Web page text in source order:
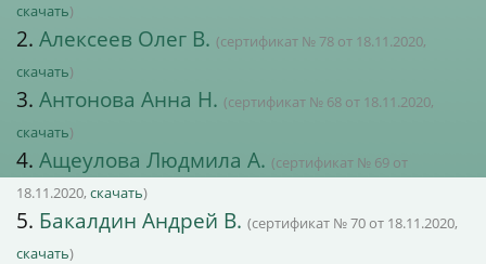
скачать)
2. Алексеев Олег В. (сертификат № 78 от 18.11.2020,
скачать)
3. Антонова Анна Н. (сертификат № 68 от 18.11.2020,
скачать)
4. Ащеулова Людмила А. (сертификат № 69 от
18.11.2020, скачать)
5. Бакалдин Андрей В. (сертификат № 70 от 18.11.2020,
скачать)